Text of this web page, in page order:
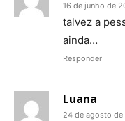
16 de junho de
talvez a
ainda…
Responder
Luana
24 de agosto de